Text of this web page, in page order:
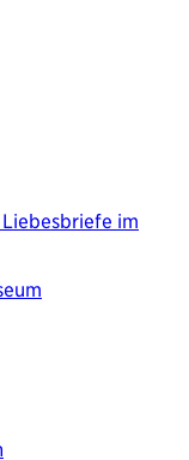
Ursula Wolf